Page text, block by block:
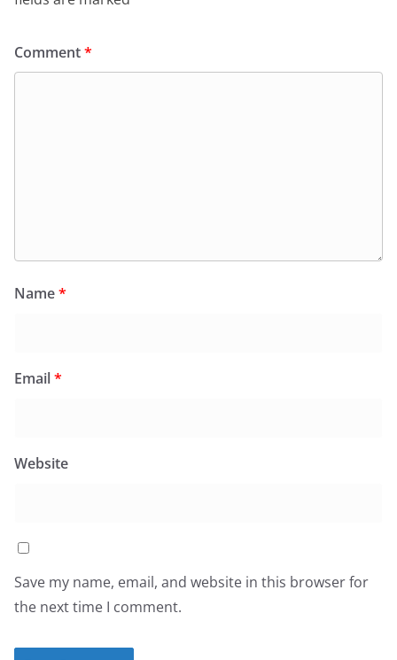
Comment*
Name*
Email*
Website
Save my name, email, and website in this browser for
the next time I comment.